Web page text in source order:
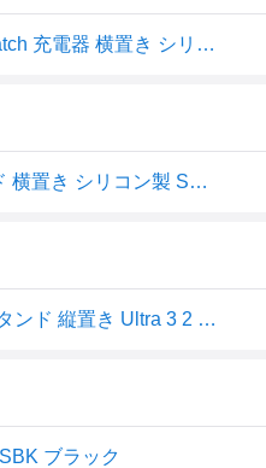
アップルウォッチ スタンド ELECOM エレコム AW-DSCHSBK Apple Watch 充電器 横置き シリコン製 Series 7 6 5 4 3 2 1/SE ブラック
ELECOM AW-DSCHSBK Apple Watch アップルウォッチ 充電器 スタンド 横置き シリコン製 Series 7 6 5 4 3 2 1/SE ブラック
ELECOM｜エレコム Apple Watch ( アップルウォッチ ) 充電器用 卓上 スタンド 縦置き Ultra 3 2 / SE ( 第3世代 / 第2世代 ) / Series 11 10 [49/46/45/44/42/41/40mm] 全機種対応 スリム ブラック ブラック AW-DSCHSBK
ブラック